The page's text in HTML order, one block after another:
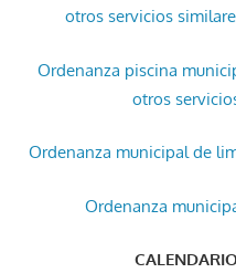
otros servicios
Ordenanza piscina
otros
Ordenanza municipal de
Ordenanza